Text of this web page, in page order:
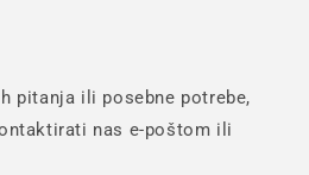
pitanja ili posebne potrebe,
nas e-poštom ili